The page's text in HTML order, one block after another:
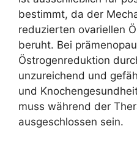
bestimmt, da der
reduzierten ovariellen
beruht. Bei
Östrogenreduktion
unzureichend und
und
muss während der
ausgeschlossen sein.